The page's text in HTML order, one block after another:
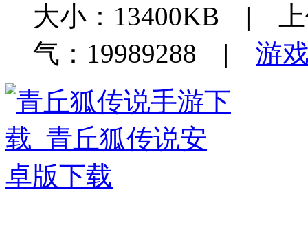
大小：13400KB |
气：19989288 | 游